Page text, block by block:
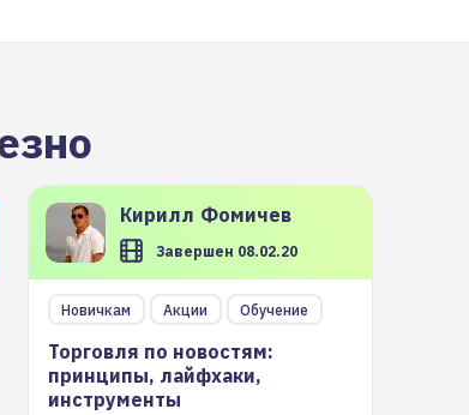
Кирилл Фомичев
Завершен 08.02.20
Новичкам Акции Обучение
Торговля по новостям:
принципы, лайфхаки,
инструменты